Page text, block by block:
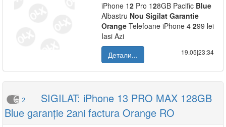
iPhone 12 Pro 128GB Pacific Blue
Albastru Nou Sigilat Garantie
Orange Telefoane iPhone 4 299 lei
Iasi Azi
Детали...
19.05|23:34
2
SIGILAT: iPhone 13 PRO MAX 128GB
Blue garanție 2ani factura Orange RO